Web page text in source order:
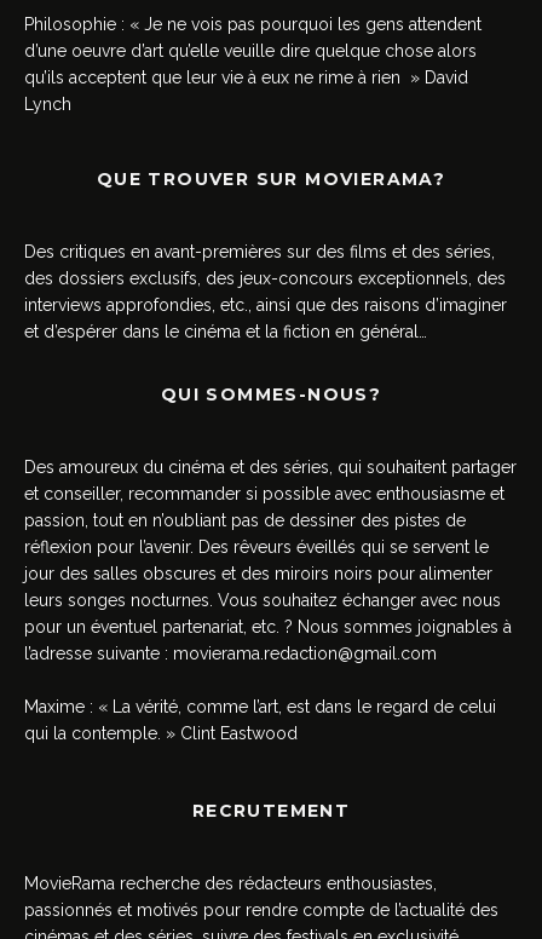
Philosophie : « Je ne vois pas pourquoi les gens attendent
d’une oeuvre d’art qu’elle veuille dire quelque chose alors
qu’ils acceptent que leur vie à eux ne rime à rien » David
Lynch
QUE TROUVER SUR MOVIERAMA?
Des critiques en avant-premières sur des films et des séries,
des dossiers exclusifs, des jeux-concours exceptionnels, des
interviews approfondies, etc., ainsi que des raisons d’imaginer
et d’espérer dans le cinéma et la fiction en général…
QUI SOMMES-NOUS?
Des amoureux du cinéma et des séries, qui souhaitent partager
et conseiller, recommander si possible avec enthousiasme et
passion, tout en n’oubliant pas de dessiner des pistes de
réflexion pour l’avenir. Des rêveurs éveillés qui se servent le
jour des salles obscures et des miroirs noirs pour alimenter
leurs songes nocturnes. Vous souhaitez échanger avec nous
pour un éventuel partenariat, etc. ? Nous sommes joignables à
l’adresse suivante : movierama.redaction@gmail.com
Maxime : « La vérité, comme l’art, est dans le regard de celui
qui la contemple. » Clint Eastwood
RECRUTEMENT
MovieRama recherche des rédacteurs enthousiastes,
passionnés et motivés pour rendre compte de l’actualité des